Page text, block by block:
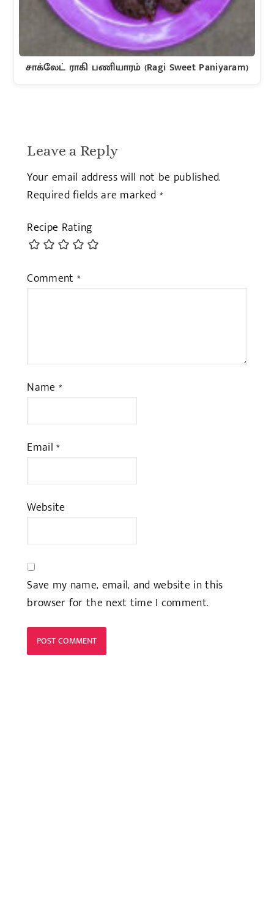
சாக்லேட் ராகி பணியாரம் (Ragi Sweet Paniyaram)
Leave a Reply
Your email address will not be published.
Required fields are marked *
Recipe Rating
Comment *
Name *
Email*
Website
Save my name, email, and website in this
browser for the next time I comment.